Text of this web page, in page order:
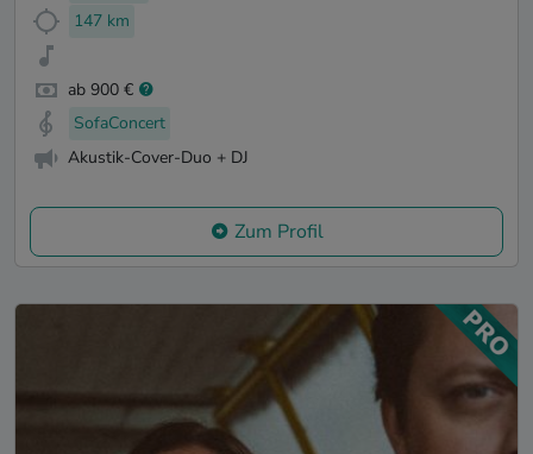
147 km
ab 900 €
SofaConcert
Akustik-Cover-Duo + DJ
Zum Profil